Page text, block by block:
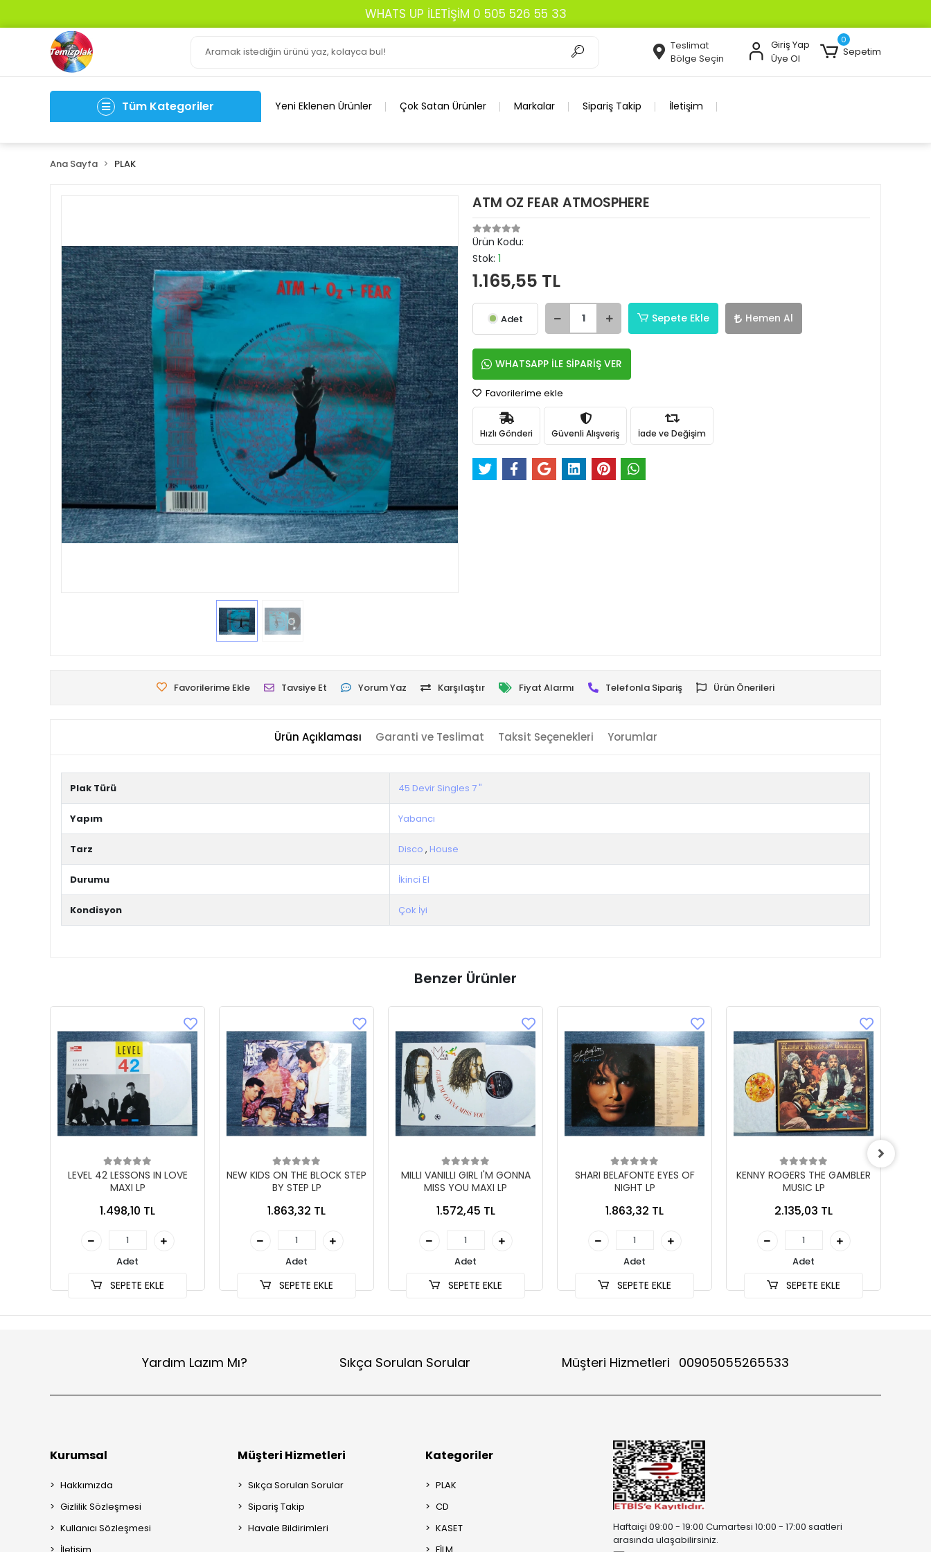
WHATS UP İLETİŞİM 0 505 526 55 33
Teslimat
Bölge Seçin
Giriş Yap
Üye Ol
0
Sepetim
Tüm Kategoriler Yeni Eklenen Ürünler Çok Satan Ürünler Markalar Sipariş Takip İletişim
Ana Sayfa PLAK
ATM OZ FEAR ATMOSPHERE
Ürün Kodu:
Stok: 1
1.165,55 TL
Adet Sepete Ekle Hemen Al
WHATSAPP İLE SİPARİŞ VER
Favorilerime ekle
Hızlı Gönderi Güvenli Alışveriş İade ve Değişim
Favorilerime Ekle Tavsiye Et Yorum Yaz Karşılaştır Fiyat Alarmı Telefonla Sipariş Ürün Önerileri
Ürün Açıklaması Garanti ve Teslimat Taksit Seçenekleri Yorumlar
Plak Türü 45 Devir Singles 7 "
Yapım Yabancı
Tarz Disco , House
Durumu İkinci El
Kondisyon Çok İyi
Benzer Ürünler
LEVEL 42 LESSONS IN LOVE
MAXI LP
1.498,10 TL
Adet
SEPETE EKLE
NEW KIDS ON THE BLOCK STEP
BY STEP LP
1.863,32 TL
Adet
SEPETE EKLE
MILLI VANILLI GIRL I'M GONNA
MISS YOU MAXI LP
1.572,45 TL
Adet
SEPETE EKLE
SHARI BELAFONTE EYES OF
NIGHT LP
1.863,32 TL
Adet
SEPETE EKLE
KENNY ROGERS THE GAMBLER
MUSIC LP
2.135,03 TL
Adet
SEPETE EKLE
Yardım Lazım Mı? Sıkça Sorulan Sorular Müşteri Hizmetleri 00905055265533
Kurumsal
Hakkımızda
Gizlilik Sözleşmesi
Kullanıcı Sözleşmesi
Müşteri Hizmetleri
Sıkça Sorulan Sorular
Sipariş Takip
Havale Bildirimleri
Kategoriler
PLAK
CD
KASET
Haftaiçi 09:00 - 19:00 Cumartesi 10:00 - 17:00 saatleri
arasında ulaşabilirsiniz.